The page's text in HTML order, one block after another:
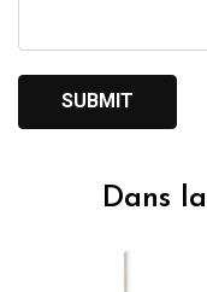
Dans